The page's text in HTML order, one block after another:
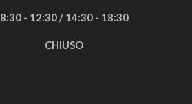
8:30 - 12:30 / 14:30 - 18:30
CHIUSO